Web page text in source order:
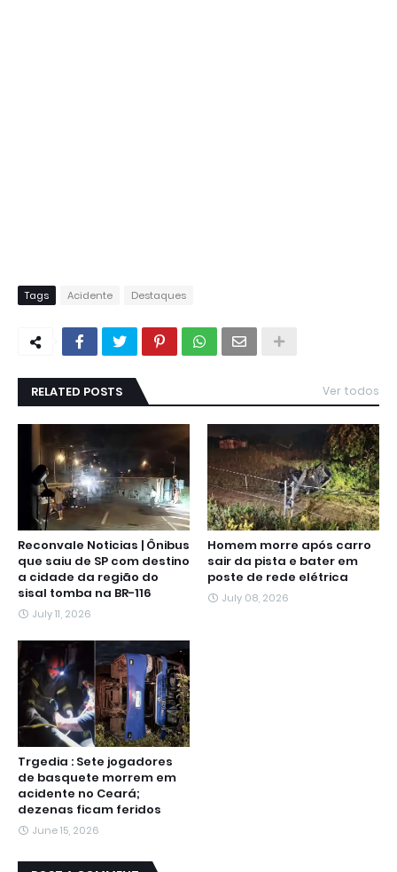
Tags Acidente Destaques
RELATED POSTS Ver todos
Reconvale Noticias | Ônibus
que saiu de SP com destino
a cidade da região do
sisal tomba na BR-116
July 11, 2026
Homem morre após carro
sair da pista e bater em
poste de rede elétrica
July 08, 2026
Trgedia : Sete jogadores
de basquete morrem em
acidente no Ceará;
dezenas ficam feridos
June 15, 2026